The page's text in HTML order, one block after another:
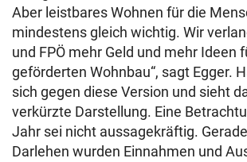
Aber leistbares Wohnen für die
mindestens gleich wichtig. Wir
und FPÖ mehr Geld und mehr Ideen
geförderten Wohnbau“, sagt Egger.
sich gegen diese Version und sieht
verkürzte Darstellung. Eine
Jahr sei nicht aussagekräftig.
Darlehen wurden Einnahmen und